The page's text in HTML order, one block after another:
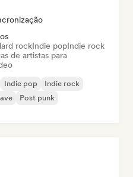
rockIndie popIndie rock
de artistas para
Indie pop
Indie rock
Post punk